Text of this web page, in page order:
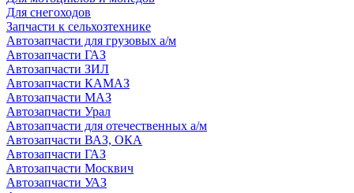
Для снегоходов
Запчасти к сельхозтехнике
Автозапчасти для грузовых а/м
Автозапчасти ГАЗ
Автозапчасти ЗИЛ
Автозапчасти КАМАЗ
Автозапчасти МАЗ
Автозапчасти Урал
Автозапчасти для отечественных а/м
Автозапчасти ВАЗ, ОКА
Автозапчасти ГАЗ
Автозапчасти Москвич
Автозапчасти УАЗ